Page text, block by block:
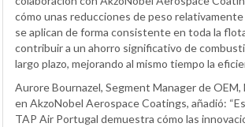
cómo unas reducciones de peso
se aplican de forma consistente en toda la
contribuir a un ahorro significativo de
largo plazo, mejorando al mismo tiempo la
Aurore Bournazel, Segment Manager de OEM,
en AkzoNobel Aerospace Coatings, añadió:
TAP Air Portugal demuestra cómo las